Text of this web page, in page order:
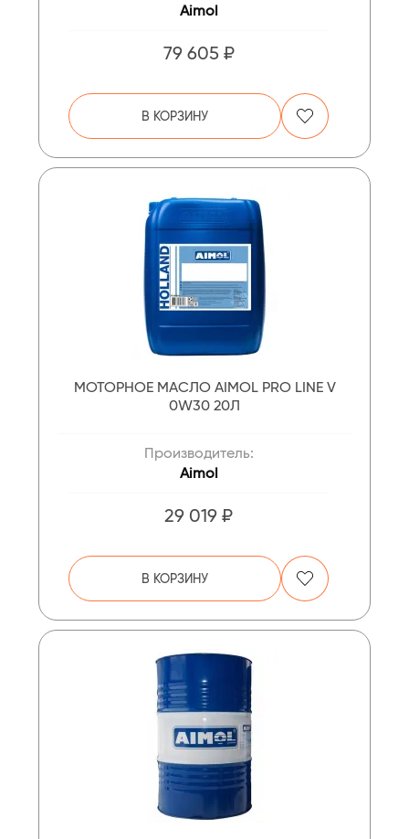
Aimol
79 605 ₽
В КОРЗИНУ
МОТОРНОЕ МАСЛО AIMOL PRO LINE V
0W30 20Л
Производитель:
Aimol
29 019 ₽
В КОРЗИНУ